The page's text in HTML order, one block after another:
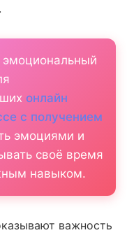
эмоциональный
онлайн
с получением
эмоциями и
своё время
навыком.
важность